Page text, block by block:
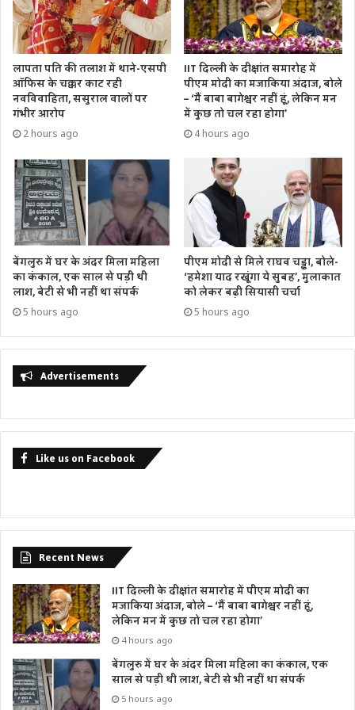
कनाडा से 108 साल बाद वापस भारत आई मां अन्नपूर्णा की मूर्ति, काशी
में हुई पुनर्स्थापित
Tags actress bollywood
entertainmnet
kanganaranaut
लापता पति की तलाश में थाने-एसपी
ऑफिस के चक्कर काट रही
नवविवाहिता, ससुराल वालों पर
गंभीर आरोप
2 hours ago
IIT दिल्ली के दीक्षांत समारोह में
पीएम मोदी का मजाकिया अंदाज, बोले
– ‘मैं बाबा बागेश्वर नहीं हूं, लेकिन मन
में कुछ तो चल रहा होगा’
4 hours ago
बेंगलुरु में घर के अंदर मिला महिला
का कंकाल, एक साल से पड़ी थी
लाश, बेटी से भी नहीं था संपर्क
5 hours ago
पीएम मोदी से मिले राघव चड्ढा, बोले-
‘हमेशा याद रखूंगा ये सुबह’, मुलाकात
को लेकर बढ़ी सियासी चर्चा
5 hours ago
Advertisements
Like us on Facebook
Recent News
IIT दिल्ली के दीक्षांत समारोह में पीएम मोदी का
मजाकिया अंदाज, बोले – ‘मैं बाबा बागेश्वर नहीं हूं,
लेकिन मन में कुछ तो चल रहा होगा’
4 hours ago
बेंगलुरु में घर के अंदर मिला महिला का कंकाल, एक
साल से पड़ी थी लाश, बेटी से भी नहीं था संपर्क
5 hours ago